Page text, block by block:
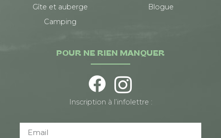
Gîte et auberge
Camping
Blogue
POUR NE RIEN MANQUER
Inscription à l’infolettre :